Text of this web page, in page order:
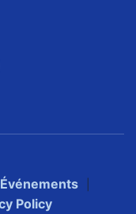
Événements
Policy